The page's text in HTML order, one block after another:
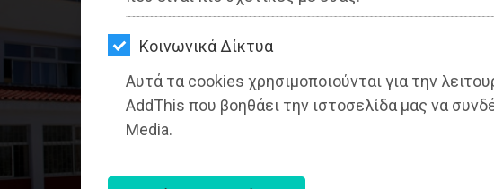
Kοινωνικά Δίκτυα
Αυτά τα cookies χρησιμοποιούνται για την
AddThis που βοηθάει την ιστοσελίδα μας να
Media.